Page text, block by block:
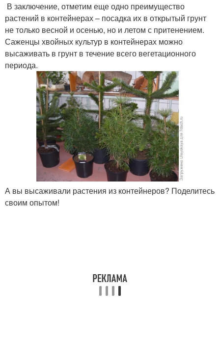
В заключение, отметим еще одно преимущество
растений в контейнерах – посадка их в открытый грунт
не только весной и осенью, но и летом с притенением.
Саженцы хвойных культур в контейнерах можно
высаживать в грунт в течение всего вегетационного
периода.
А вы высаживали растения из контейнеров? Поделитесь
своим опытом!